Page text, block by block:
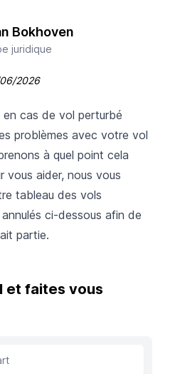
Bokhoven
juridique
2026
en cas de vol perturbé
problèmes avec votre vol
à quel point cela
vous aider, nous vous
tableau des vols
ci-dessous afin de
partie.
et faites vous